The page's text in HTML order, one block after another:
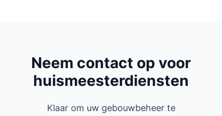
Neem contact op voor
huismeesterdiensten
Klaar om uw gebouwbeheer te